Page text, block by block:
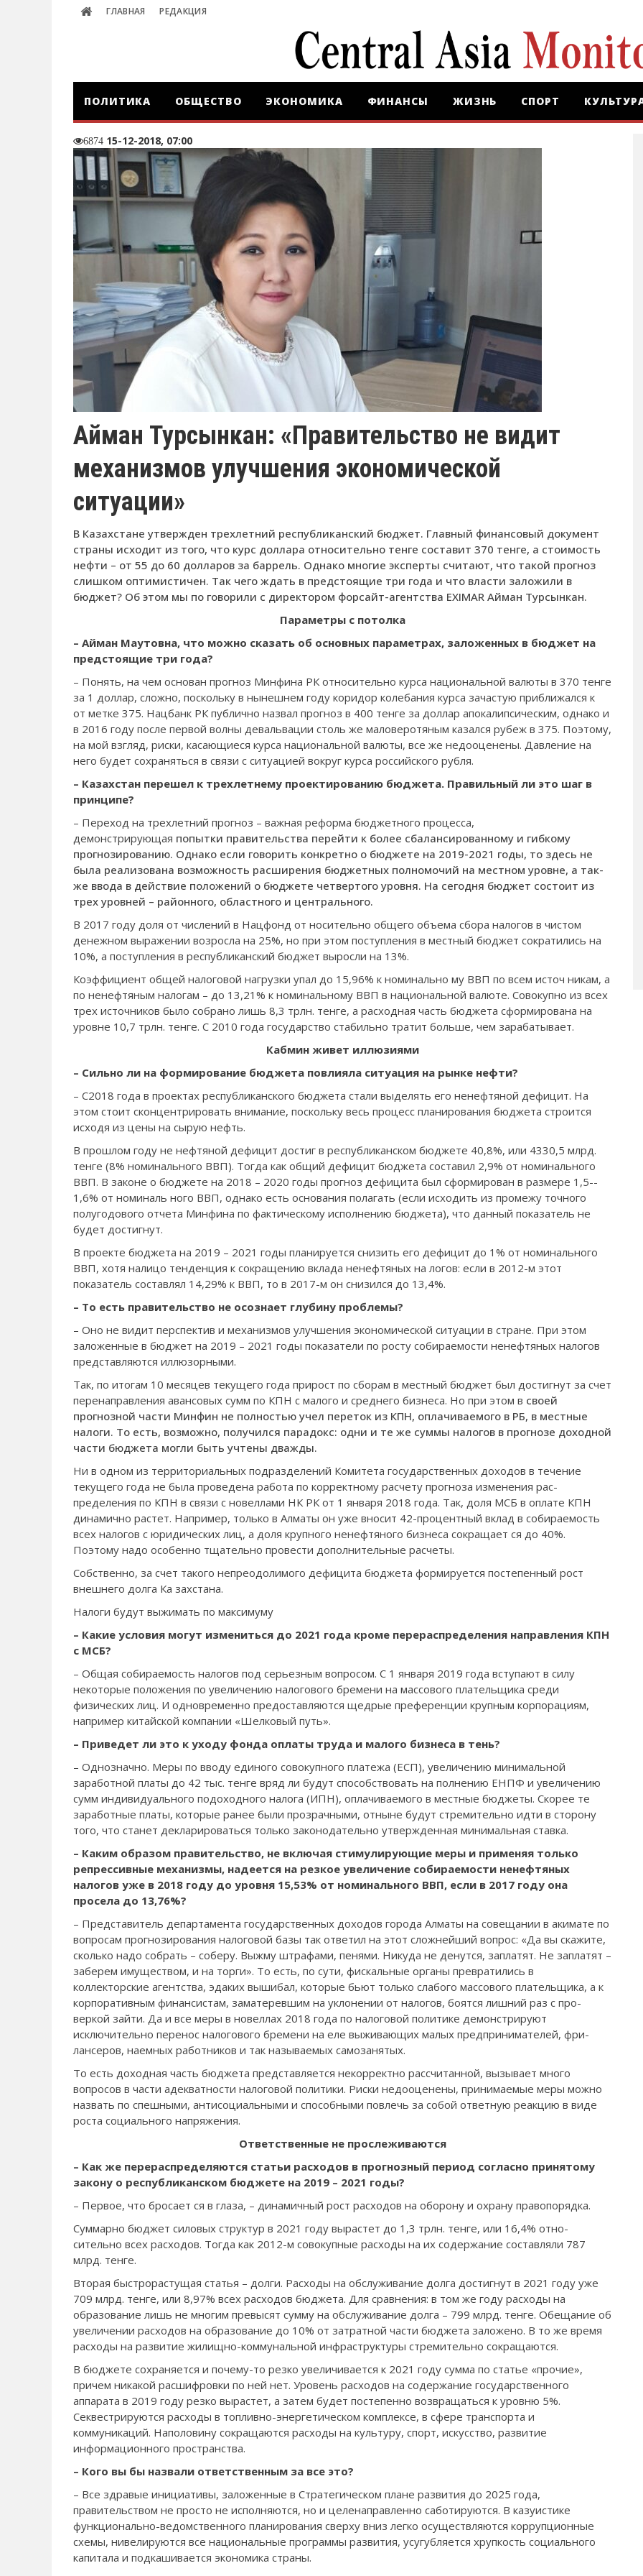
ГЛАВНАЯ РЕДАКЦИЯ
ПОЛИТИКА ОБЩЕСТВО ЭКОНОМИКА ФИНАНСЫ ЖИЗНЬ СПОРТ
6874 15-12-2018, 07:00
Айман Турсынкан: «Правительство не видит
механизмов улучшения экономической
ситуации»
В Казахстане утверж­ден трехлетний рес­публиканский бюд­жет. Главный финансовый документ
страны исходит из того, что курс доллара относительно тенге соста­вит 370 тенге, а стоимость
нефти – от 55 до 60 дол­ларов за баррель. Однако многие эксперты считают, что такой прогноз
слишком оптимистичен. Так чего ждать в предстоящие три года и что власти заложили в
бюджет? Об этом мы по­ говорили с директором фор­сайт-­агентства EXIMAR Айман Турсынкан.
Параметры с потолка
– Айман Мау­товна, что можно сказать об основных параметрах, заложен­ных в бюджет на
пред­стоящие три года?
– Понять, на чем ос­нован прогноз Минфина РК относительно курса национальной валюты в 370 тенге
за 1 доллар, сложно, поскольку в ны­нешнем году коридор колебания курса зачас­тую приближался к
от­ метке 375. Нацбанк РК публично назвал прогноз в 400 тенге за доллар апо­калипсическим, однако и
в 2016 году после первой волны девальвации столь же маловеротяным казался рубеж в 375. По­этому,
на мой взгляд, риски, касающиеся кур­са национальной валю­ты, все же недооценены. Давление на
него будет сохраняться в связи с ситуацией вокруг курса российского рубля.
– Казахстан пере­шел к трехлетнему проектированию бюд­жета. Правильный ли это шаг в
принципе?
– Переход на трехлет­ний прогноз – важная ре­форма бюджетного про­цесса,
демонстрирующая попытки правительства перейти к более сбалан­сированному и гибко­му
прогнозированию. Однако если говорить конкретно о бюджете на 2019­-2021 годы, то здесь не
была реализована воз­можность расширения бюджетных полномочий на местном уровне, а так­
же ввода в действие поло­жений о бюджете четвер­того уровня. На сегодня бюджет состоит из
трех уровней – районного, областного и центрального.
В 2017 году доля от­ числений в Нацфонд от­ носительно общего объе­ма сбора налогов в чистом
денежном выражении возросла на 25%, но при этом поступления в мест­ный бюджет сократились на
10%, а поступления в республиканский бюджет выросли на 13%.
Коэффициент общей налоговой нагрузки упал до 15,96% к номинально­ му ВВП по всем источ­ никам, а
по ненефтяным налогам – до 13,21% к номинальному ВВП в национальной валюте. Совокупно из всех
трех источников было собра­но лишь 8,3 трлн. тенге, а расходная часть бюджета сформирована на
уровне 10,7 трлн. тенге. С 2010 года государство ста­бильно тратит больше, чем зарабатывает.
Кабмин живет иллюзиями
– Сильно ли на формирование бюдже­та повлияла ситуация на рынке нефти?
– С2018 года в про­ектах республиканского бюджета стали выделять его ненефтяной дефи­цит. На
этом стоит скон­центрировать внимание, поскольку весь процесс планирования бюджета строится
исходя из цены на сырую нефть.
В прошлом году не­ нефтяной дефицит до­стиг в республиканском бюджете 40,8%, или 4330,5 млрд.
тенге (8% номинального ВВП). Тогда как общий дефи­цит бюджета составил 2,9% от номинального
ВВП. В законе о бюд­жете на 2018 – 2020 годы прогноз дефицита был сформирован в размере 1,5-­
1,6% от номиналь­ ного ВВП, однако есть основания полагать (если исходить из промежу­ точного
полугодового отчета Минфина по фак­тическому исполнению бюджета), что данный показатель не
будет до­стигнут.
В проекте бюджета на 2019 – 2021 годы плани­руется снизить его дефицит до 1% от номиналь­ного
ВВП, хотя налицо тенденция к сокращению вклада ненефтяных на­ логов: если в 2012-­м этот
показатель составлял 14,29% к ВВП, то в 2017-­м он снизился до 13,4%.
– То есть прави­тельство не осознает глубину проблемы?
– Оно не видит пер­спектив и механизмов улучшения экономической ситуации в стране. При этом
заложенные в бюджет на 2019 – 2021 годы показатели по росту собираемости ненефтя­ных налогов
представля­ются иллюзорными.
Так, по итогам 10 ме­сяцев текущего года при­рост по сборам в местный бюджет был достигнут за счет
перенаправле­ния авансовых сумм по КПН с малого и среднего бизнеса. Но при этом в своей
прогнозной части Минфин не полностью учел переток из КПН, оплачиваемого в РБ, в местные
налоги. То есть, возможно, получился парадокс: одни и те же суммы налогов в прогно­зе доходной
части бюд­жета могли быть учтены дважды.
Ни в одном из тер­риториальных подраз­делений Комитета госу­дарственных доходов в течение
текущего года не была проведена работа по корректному расчету прогноза изменения рас­
пределения по КПН в связи с новеллами НК РК от 1 января 2018 года. Так, доля МСБ в оплате КПН
динамично рас­тет. Например, только в Алматы он уже вносит 42-­процентный вклад в собираемость
всех нало­гов с юридических лиц, а доля крупного ненефтя­ного бизнеса сокращает­ ся до 40%.
Поэтому надо особенно тщательно про­вести дополнительные расчеты.
Собственно, за счет такого непреодолимого дефицита бюджета фор­мируется постепенный рост
внешнего долга Ка­ захстана.
Налоги будут выжимать по максимуму
– Какие условия могут измениться до 2021 года кроме пере­распределения направ­ления КПН
с МСБ?
– Общая собирае­мость налогов под се­рьезным вопросом. С 1 января 2019 года вступа­ют в силу
некоторые по­ложения по увеличению налогового бремени на массового плательщика среди
физических лиц. И одновременно пре­доставляются щедрые преференции крупным корпорациям,
например китайской компании «Шелковый путь».
– Приведет ли это к уходу фонда оплаты труда и малого бизне­са в тень?
– Однозначно. Меры по вводу единого сово­купного платежа (ЕСП), увеличению минималь­ной
заработной платы до 42 тыс. тенге вряд ли будут способствовать на­ полнению ЕНПФ и уве­личению
сумм индиви­дуального подоходного налога (ИПН), оплачива­емого в местные бюдже­ты. Скорее те
заработные платы, которые ранее были прозрачными, от­ныне будут стремительно идти в сторону
того, что станет декларироваться только законодательно утвержденная минималь­ная ставка.
– Каким образом правительство, не включая стимулирую­щие меры и применяя только
репрессивные механизмы, надеется на резкое увеличение собираемости ненеф­тяных
налогов уже в 2018 году до уровня 15,53% от номиналь­ного ВВП, если в 2017 году она
просела до 13,76%?
– Представитель департамента государ­ственных доходов города Алматы на совещании в акимате по
вопросам прогнозирования нало­говой базы так ответил на этот сложнейший во­прос: «Да вы скажите,
сколько надо собрать – соберу. Выжму штра­фами, пенями. Никуда не денутся, заплатят. Не заплатят –
заберем иму­ществом, и на торги». То есть, по сути, фискальные органы превратились в
коллекторские агентства, эдаких вышибал, кото­рые бьют только слабого массового плательщика, а к
корпоративным финансистам, заматеревшим на уклонении от налогов, боятся лишний раз с про­
веркой зайти. Да и все меры в новеллах 2018 года по налоговой по­литике демонстрируют
исключительно перенос налогового бремени на еле выживающих малых предпринимателей, фри­
лансеров, наемных работ­ников и так называемых самозанятых.
То есть доходная часть бюджета представ­ляется некорректно рас­считанной, вызывает много
вопросов в части адекватности налоговой политики. Риски недо­оценены, принимаемые меры можно
назвать по­ спешными, антисоциаль­ными и способными по­влечь за собой ответную реакцию в виде
роста со­циального напряжения.
Ответственные не прослеживаются
– Как же перерас­пределяются статьи расходов в прогнозный период согласно приня­тому
закону о респу­бликанском бюджете на 2019 – 2021 годы?
– Первое, что бросает­ ся в глаза, – динамичный рост расходов на оборону и охрану правопорядка.
Суммарно бюджет си­ловых структур в 2021 году вырастет до 1,3 трлн. тенге, или 16,4% отно­
сительно всех расходов. Тогда как 2012-­м сово­купные расходы на их содержание составляли 787
млрд. тенге.
Вторая быстрорасту­щая статья – долги. Рас­ходы на обслуживание долга достигнут в 2021 году уже
709 млрд. тенге, или 8,97% всех расходов бюджета. Для сравнения: в том же году расходы на
образование лишь не­ многим превысят сумму на обслуживание долга – 799 млрд. тенге. Обе­щание об
увеличении расходов на образование до 10% от затратной ча­сти бюджета заложено. В то же время
расходы на развитие жилищно­-коммунальной инфра­структуры стремительно сокращаются.
В бюджете сохраня­ется и почему­-то резко увеличивается к 2021 году сумма по статье «прочие»,
причем ни­какой расшифровки по ней нет. Уровень расхо­дов на содержание госу­дарственного
аппарата в 2019 году резко вырастет, а затем будет постепенно возвращаться к уровню 5%.
Секвестрируются расходы в топливно­-энергетическом комплек­се, в сфере транспорта и
коммуникаций. На­половину сокращаются расходы на культуру, спорт, искусство, раз­витие
информационного пространства.
– Кого вы бы на­звали ответственным за все это?
– Все здравые ини­циативы, заложенные в Стратегическом плане развития до 2025 года,
правительством не про­сто не исполняются, но и целенаправленно сабо­тируются. В казуистике
функционально­-ведом­ственного планирования сверху вниз легко осу­ществляются коррупци­онные
схемы, нивелиру­ются все национальные программы развития, усугубляется хрупкость социального
капитала и подкашивается экономи­ка страны.